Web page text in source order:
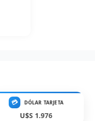
💳 DÓLAR TARJETA
U$S 1.976